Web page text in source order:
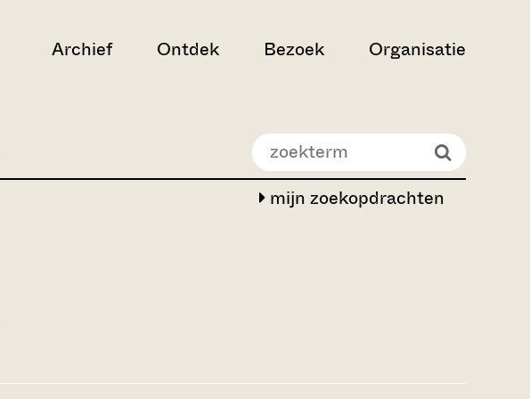
Archief Ontdek Bezoek Organisatie
mijn zoekopdrachten